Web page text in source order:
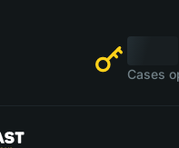
Cases